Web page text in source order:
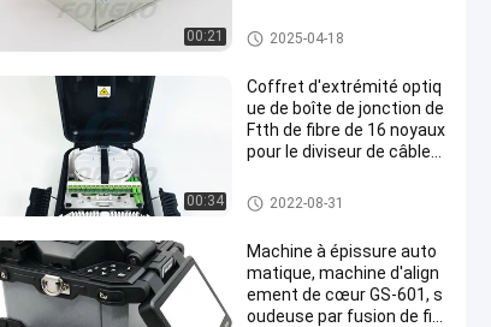
00:21 Coffret d'extrémité de FTTH
2025-04-18
00:34
Coffret d'extrémité optiq
ue de boîte de jonction de
Ftth de fibre de 16 noyaux
pour le diviseur de câble
Coffret d'extrémité de FTTH
2022-08-31
Machine à épissure auto
matique, machine d'align
ement de cœur GS-601, s
oudeuse par fusion de fib